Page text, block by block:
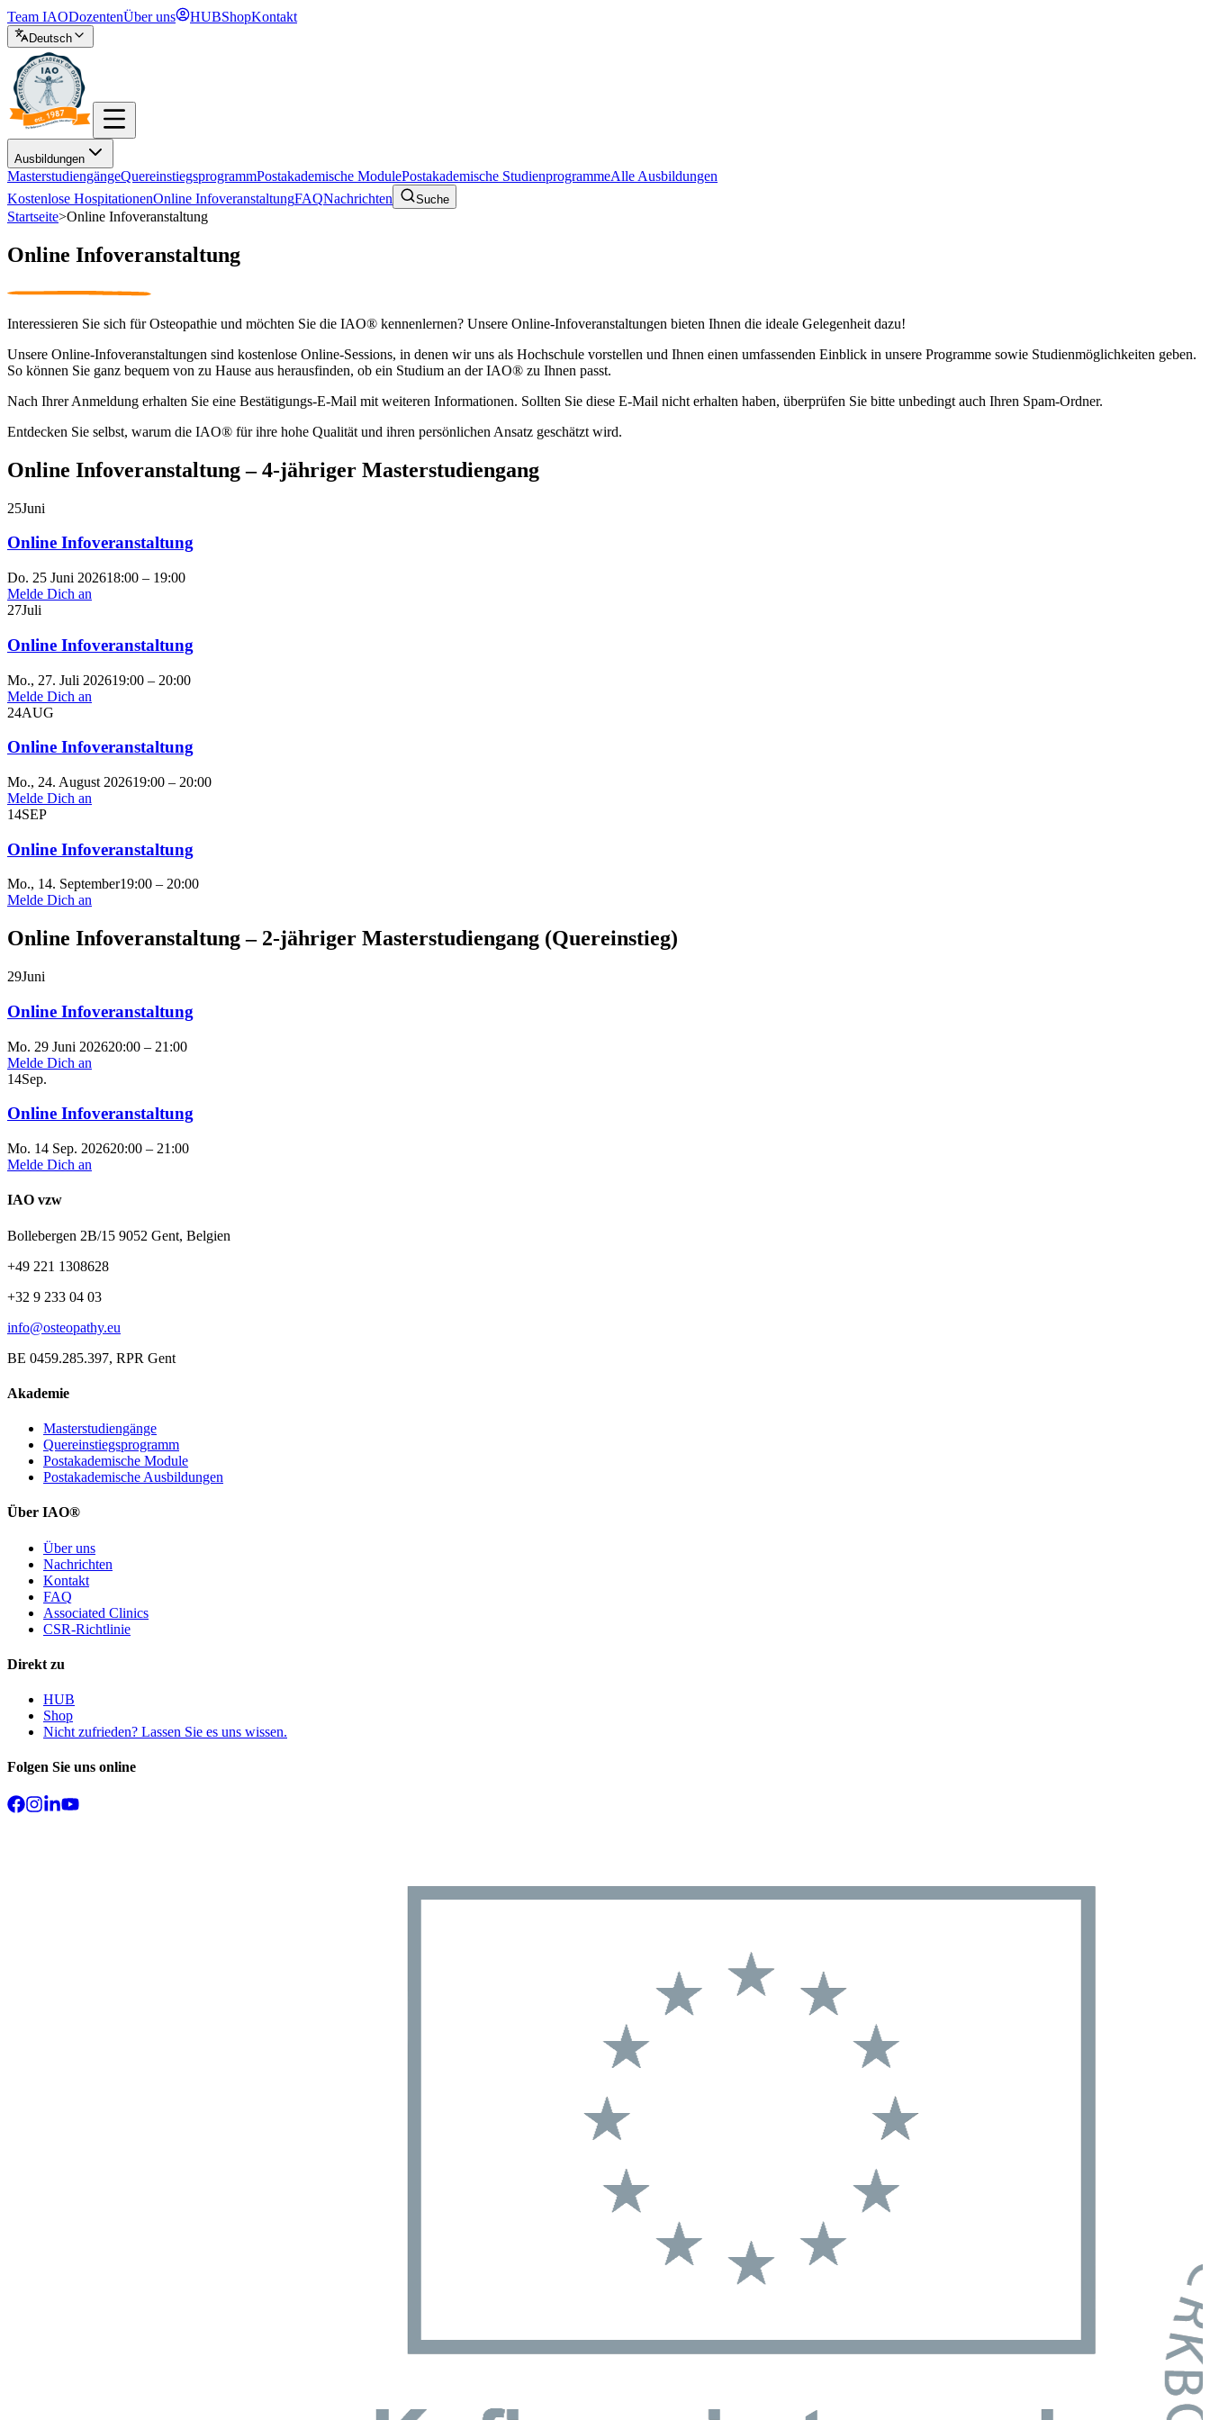
Team IAODozentenÜber uns HUBShopKontakt
Deutsch
Ausbildungen
MasterstudiengängeQuereinstiegsprogrammPostakademische ModulePostakademische StudienprogrammeAlle Ausbildungen
Kostenlose HospitationenOnline InfoveranstaltungFAQNachrichten Suche
Startseite>Online Infoveranstaltung
Online Infoveranstaltung
Interessieren Sie sich für Osteopathie und möchten Sie die IAO® kennenlernen? Unsere Online‑Infoveranstaltungen bieten Ihnen die ideale Gelegenheit dazu!
Unsere Online‑Infoveranstaltungen sind kostenlose Online‑Sessions, in denen wir uns als Hochschule vorstellen und Ihnen einen umfassenden Einblick in unsere Programme sowie Studienmöglichkeiten geben.
So können Sie ganz bequem von zu Hause aus herausfinden, ob ein Studium an der IAO® zu Ihnen passt.
Nach Ihrer Anmeldung erhalten Sie eine Bestätigungs‑E‑Mail mit weiteren Informationen. Sollten Sie diese E‑Mail nicht erhalten haben, überprüfen Sie bitte unbedingt auch Ihren Spam‑Ordner.
Entdecken Sie selbst, warum die IAO® für ihre hohe Qualität und ihren persönlichen Ansatz geschätzt wird.
Online Infoveranstaltung – 4-jähriger Masterstudiengang
25Juni
Online Infoveranstaltung
Do. 25 Juni 202618:00 – 19:00
Melde Dich an
27Juli
Online Infoveranstaltung
Mo., 27. Juli 202619:00 – 20:00
Melde Dich an
24AUG
Online Infoveranstaltung
Mo., 24. August 202619:00 – 20:00
Melde Dich an
14SEP
Online Infoveranstaltung
Mo., 14. September19:00 – 20:00
Melde Dich an
Online Infoveranstaltung – 2-jähriger Masterstudiengang (Quereinstieg)
29Juni
Online Infoveranstaltung
Mo. 29 Juni 202620:00 – 21:00
Melde Dich an
14Sep.
Online Infoveranstaltung
Mo. 14 Sep. 202620:00 – 21:00
Melde Dich an
IAO vzw
Bollebergen 2B/15 9052 Gent, Belgien
+49 221 1308628
+32 9 233 04 03
info@osteopathy.eu
BE 0459.285.397, RPR Gent
Akademie
Masterstudiengänge
Quereinstiegsprogramm
Postakademische Module
Postakademische Ausbildungen
Über IAO®
Über uns
Nachrichten
Kontakt
FAQ
Associated Clinics
CSR-Richtlinie
Direkt zu
HUB
Shop
Nicht zufrieden? Lassen Sie es uns wissen.
Folgen Sie uns online